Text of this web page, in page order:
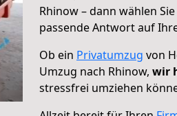
Rhinow – dann wählen
passende Antwort auf
Ob ein Privatumzug von
Umzug nach Rhinow, wir
stressfrei umziehen